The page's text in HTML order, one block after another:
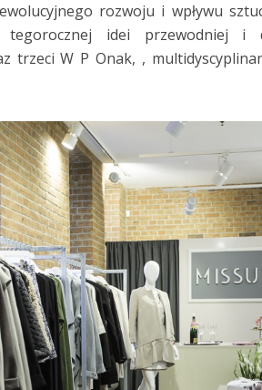
rozwoju i wpływu
tegorocznej idei przewodniej i
trzeci W P Onak, ,